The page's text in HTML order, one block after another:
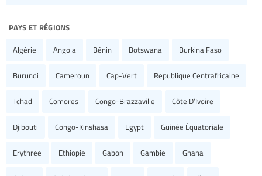
pays et régions
Algérie Angola Bénin Botswana Burkina Faso
Burundi Cameroun Cap-Vert Republique Centrafricaine
Tchad Comores Congo-Brazzaville Côte D’Ivoire
Djibouti Congo-Kinshasa Egypt Guinée Équatoriale
Erythree Ethiopie Gabon Gambie Ghana